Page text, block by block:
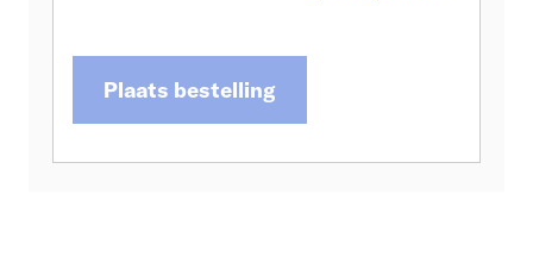
Plaats bestelling